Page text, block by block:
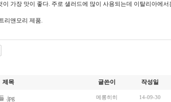
가장 맛이 좋다. 주로 샐러드에 많이 사용되는데 이탈리아에서
리앤모리 제품.
제목 글쓴이 작성일
.jpg 메롱히히 14-09-30